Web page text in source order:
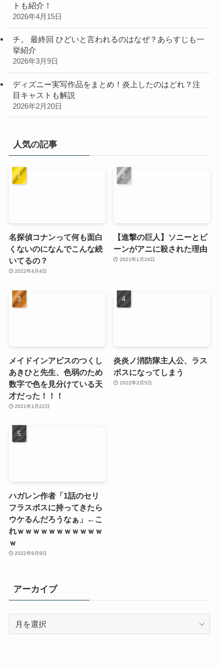
トも紹介！
2026年4月15日
チ。 最終回 ひどいと言われるのはなぜ？あらすじも一
挙紹介
2026年3月9日
ディズニー実写作品をまとめ！炎上したのはどれ？注
目キャストも解説
2026年2月20日
人気の記事
名探偵コナンって何も面白
くないのになんでこんな続
いてるの？
2022年4月4日
【進撃の巨人】ソニーとビ
ーンがアニに殺された理由
2021年1月24日
メイドインアビスのつくし
あきひと先生、色弱のため
数字で色を見分けている天
才だった！！！
2021年1月22日
炎炎ノ消防隊主人公、ラス
ボスになってしまう
2022年2月5日
ハガレン作者「1話のセリ
フラスボスに持ってきたら
ウケるんだろうなぁ」←こ
れｗｗｗｗｗｗｗｗｗｗｗ
ｗ
2022年9月9日
アーカイブ